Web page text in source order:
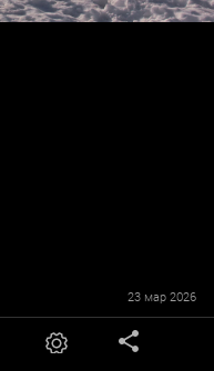
23 мар 2026